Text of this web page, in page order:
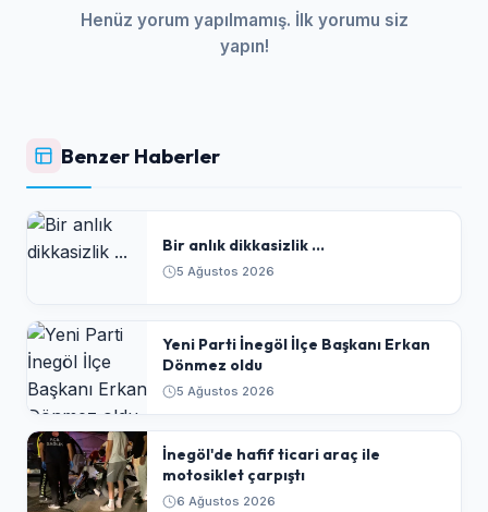
Henüz yorum yapılmamış. İlk yorumu siz
yapın!
Benzer Haberler
Bir anlık dikkasizlik ...
5 Ağustos 2026
Yeni Parti İnegöl İlçe Başkanı Erkan
Dönmez oldu
5 Ağustos 2026
İnegöl'de hafif ticari araç ile
motosiklet çarpıştı
6 Ağustos 2026